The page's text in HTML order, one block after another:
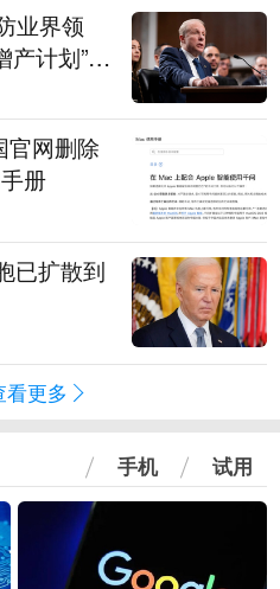
业界领
产计划”，
官网删除
册
已扩散到
看更多
手机 试用